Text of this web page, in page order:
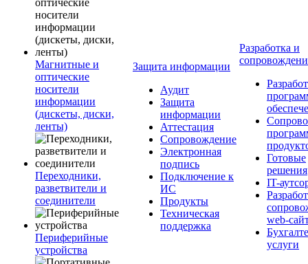
Магнитные и
оптические
носители
информации
(дискеты, диски,
ленты)
Переходники,
разветвители и
соединители
Периферийные
устройства
Защита информации
Аудит
Защита
информации
Аттестация
Сопровождение
Электронная
подпись
Подключение к
ИС
Продукты
Техническая
поддержка
Разработка и
Готовые
решения
IT-
web-
услуги